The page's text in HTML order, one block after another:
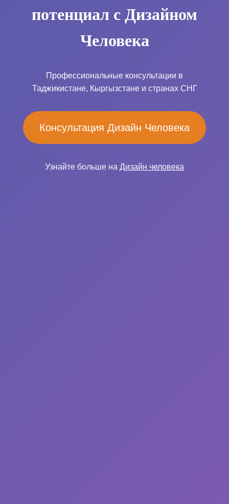
потенциал с Дизайном
Человека
Профессиональные консультации в
Таджикистане, Кыргызстане и странах СНГ
Консультация Дизайн Человека
Узнайте больше на Дизайн человека